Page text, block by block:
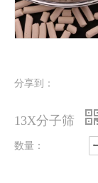
分享到：
13X分子筛
数量：